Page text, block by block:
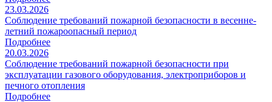
23.03.2026
Соблюдение требований пожарной безопасности в весенне-
летний пожароопасный период
Подробнее
20.03.2026
Соблюдение требований пожарной безопасности при
эксплуатации газового оборудования, электроприборов и
печного отопления
Подробнее